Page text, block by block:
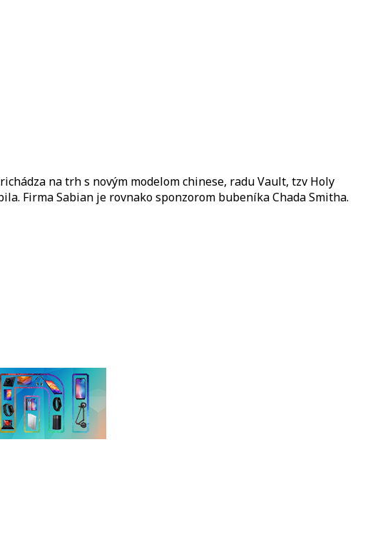
na trh s novým modelom chinese, radu Vault, tzv Holy
Firma Sabian je rovnako sponzorom bubeníka Chada Smitha.